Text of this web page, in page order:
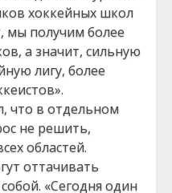
хоккейных школ
мы получим более
а значит, сильную
лигу, более
что в отдельном
не решить,
областей.
оттачивать
«Сегодня один